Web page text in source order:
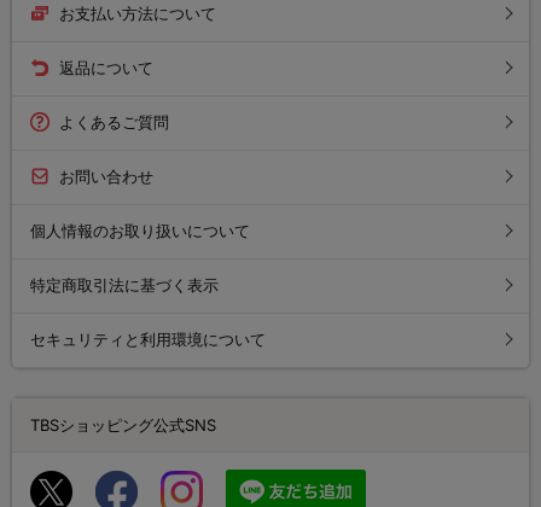
お支払い方法について
返品について
よくあるご質問
お問い合わせ
個人情報のお取り扱いについて
特定商取引法に基づく表示
セキュリティと利用環境について
TBSショッピング公式SNS